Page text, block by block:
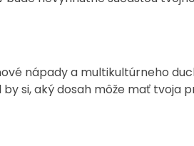
nápady a multikultúrneho
si, aký dosah môže mať tvoja